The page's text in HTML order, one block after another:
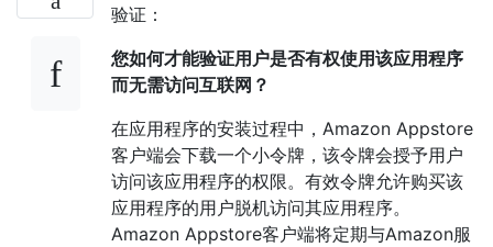
验证：
您如何才能验证用户是否有权使用该应用程序
而无需访问互联网？
在应用程序的安装过程中，Amazon Appstore
客户端会下载一个小令牌，该令牌会授予用户
访问该应用程序的权限。有效令牌允许购买该
应用程序的用户脱机访问其应用程序。
Amazon Appstore客户端将定期与Amazon服